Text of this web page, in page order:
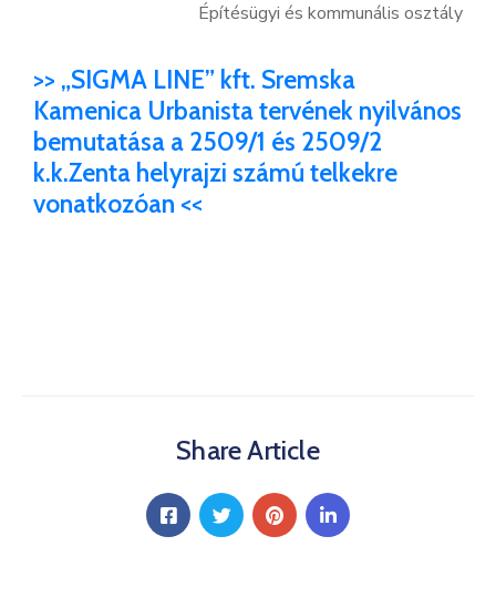
Építésügyi és kommunális osztály
>> „SIGMA LINE” kft. Sremska
Kamenica Urbanista tervének nyilvános
bemutatása a 2509/1 és 2509/2
k.k.Zenta helyrajzi számú telkekre
vonatkozóan <<
Share Article